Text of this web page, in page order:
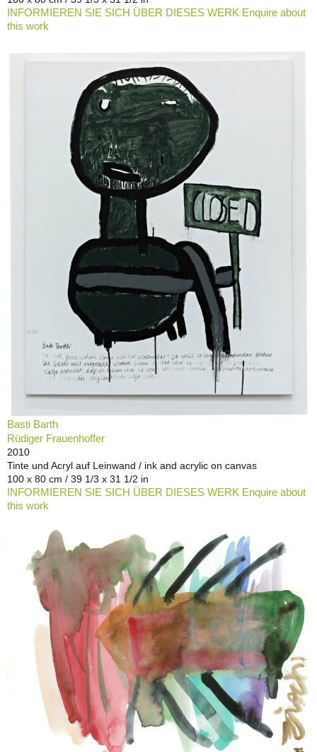
INFORMIEREN SIE SICH ÜBER DIESES WERK Enquire about
this work
Basti Barth
Rüdiger Frauenhoffer
2010
Tinte und Acryl auf Leinwand / ink and acrylic on canvas
100 x 80 cm / 39 1/3 x 31 1/2 in
INFORMIEREN SIE SICH ÜBER DIESES WERK Enquire about
this work